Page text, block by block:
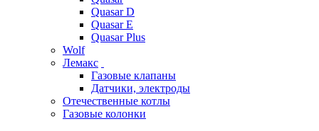
Quasar D
Quasar E
Quasar Plus
Wolf
Лемакс
Газовые клапаны
Датчики, электроды
Отечественные котлы
Газовые колонки